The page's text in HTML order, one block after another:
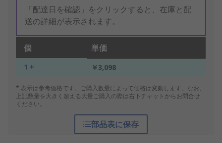
「配達日を確認」をクリックすると、在庫と配
送の詳細が表示されます。
個 単価
1 + ￥3,098
* 表示は参考価格です。ご購入数量によって価格は変動します。なお、
上記数量を大きく超える大量ご購入の際は右下チャットからお問合せ
ください。
部品表に保存